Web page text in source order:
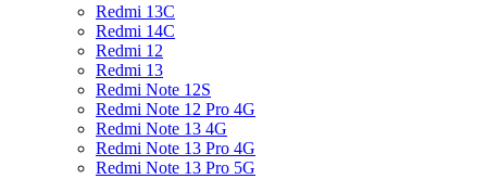
Redmi 13C
Redmi 14C
Redmi 12
Redmi 13
Redmi Note 12S
Redmi Note 12 Pro 4G
Redmi Note 13 4G
Redmi Note 13 Pro 4G
Redmi Note 13 Pro 5G